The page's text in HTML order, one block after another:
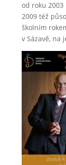
od roku 2003
2009 též
školním
v Sázavě, na